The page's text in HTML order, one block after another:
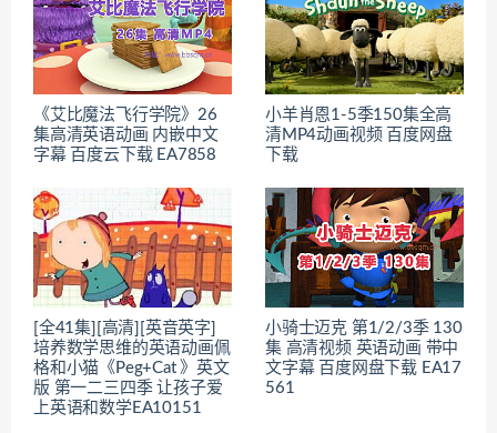
《艾比魔法飞行学院》26
集高清英语动画 内嵌中文
字幕 百度云下载 EA7858
小羊肖恩1-5季150集全高
清MP4动画视频 百度网盘
下载
[全41集][高清][英音英字]
培养数学思维的英语动画佩
格和小猫《Peg+Cat 》英文
版 第一二三四季 让孩子爱
上英语和数学EA10151
小骑士迈克 第1/2/3季 130
集 高清视频 英语动画 带中
文字幕 百度网盘下载 EA17
561